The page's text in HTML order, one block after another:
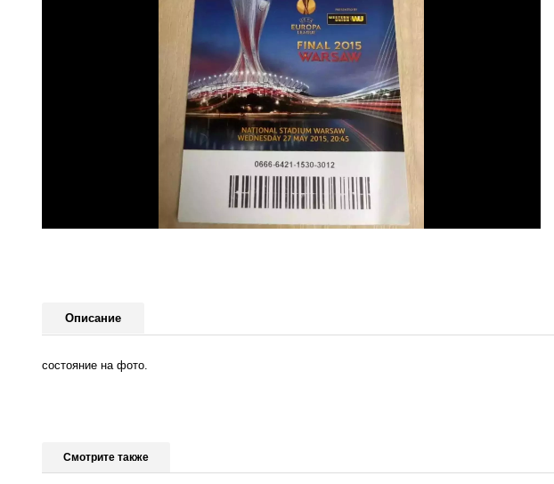
Описание
состояние на фото.
Смотрите также